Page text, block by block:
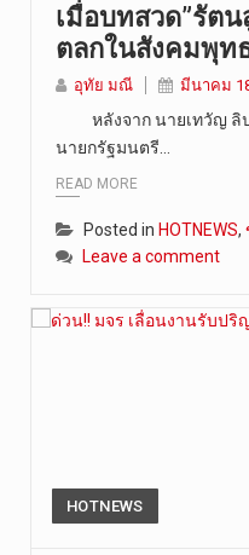
เมื่อบทสวด”รัตน
ตลกในสังคมพุท
อุทัย มณี มีนาคม
หลังจาก นายเทวัญ ลิป
นายกรัฐมนตรี…
READ MORE
Posted in HOTNEWS,
Leave a comment
HOTNEWS